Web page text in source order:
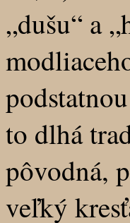
„dušu“ a
to dlhá
pôvodná,
veľký